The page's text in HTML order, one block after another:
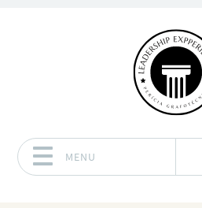
MENU